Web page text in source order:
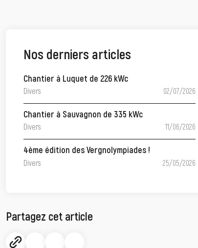
Nos derniers articles
Chantier à Luquet de 226 kWc
Divers 02/07/2026
Chantier à Sauvagnon de 335 kWc
Divers 11/06/2026
4ème édition des Vergnolympiades !
Divers 25/05/2026
Partagez cet article